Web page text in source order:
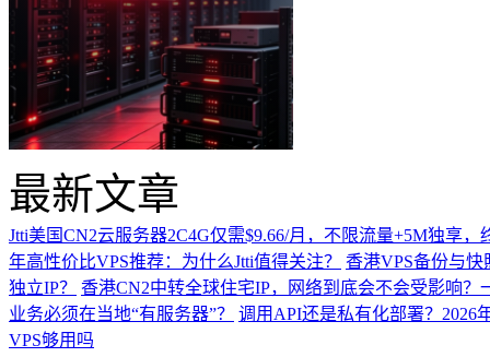
最新文章
Jtti美国CN2云服务器2C4G仅需$9.66/月，不限流量+5M独享，
年高性价比VPS推荐：为什么Jtti值得关注？
香港VPS备份与
独立IP？
香港CN2中转全球住宅IP，网络到底会不会受影响？
业务必须在当地“有服务器”？
调用API还是私有化部署？2026
VPS够用吗